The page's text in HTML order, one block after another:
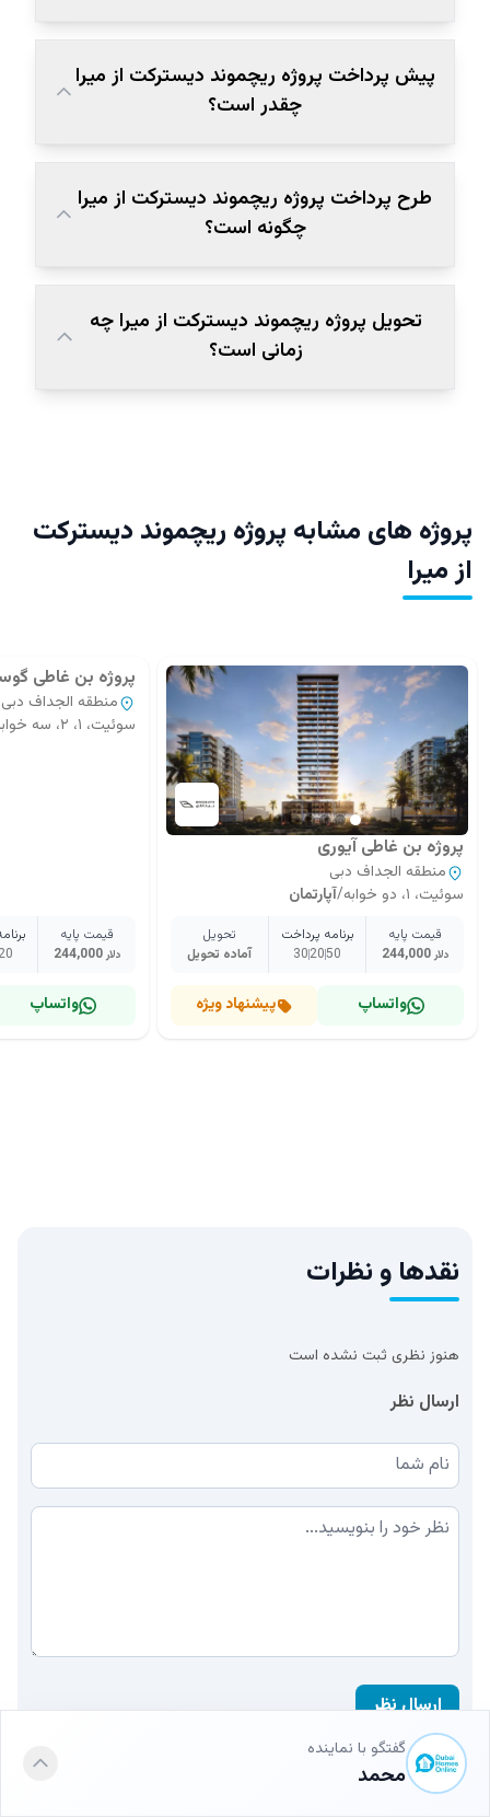
گفتگو با نماینده
محمد
پیش پرداخت پروژه ریچموند دیسترکت از میرا
چقدر است؟
طرح پرداخت پروژه ریچموند دیسترکت از میرا
چگونه است؟
تحویل پروژه ریچموند دیسترکت از میرا چه
زمانی است؟
پروژه های مشابه پروژه ریچموند دیسترکت
از میرا
پروژه بن غاطی آیوری
منطقه الجداف دبی
سوئیت، ۱، دو خوابه
/آپارتمان
قیمت پایه
244,000دلار
برنامه پرداخت
50
20
30
تحویل
آماده تحویل
واتساپ پیشنهاد ویژه
پروژه بن غاطی
منطقه الجداف دبی
سوئیت، ۱، ۲، سه خوابه
قیمت پایه
244,000دلار
واتساپ
نقدها و نظرات
هنوز نظری ثبت نشده است
ارسال نظر
نام شما
نظر شما
ارسال نظر